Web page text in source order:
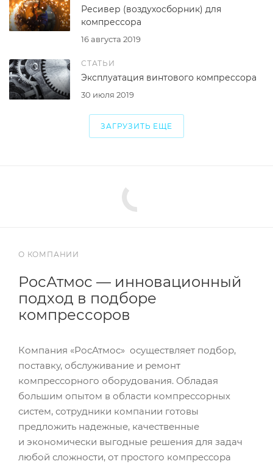
16 августа 2019
Ресивер (воздухосборник) для
компрессора
СТАТЬИ
30 июля 2019
Эксплуатация винтового компрессора
ЗАГРУЗИТЬ ЕЩЕ
О КОМПАНИИ
РосАтмос — инновационный
подход в подборе
компрессоров
Компания «РосАтмос» осуществляет подбор,
поставку, обслуживание и ремонт
компрессорного оборудования. Обладая
большим опытом в области компрессорных
систем, сотрудники компании готовы
предложить надежные, качественные
и экономически выгодные решения для задач
любой сложности, от простого компрессора